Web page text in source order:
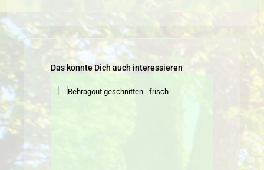
Produktgalerie überspringen
Das könnte Dich auch interessieren